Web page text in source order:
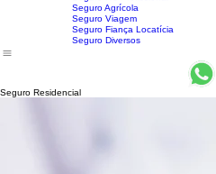
Início
Seguro Vida
Seguro Saúde
Seguro Residencial
Seguro Empresarial
Seguro Diversos